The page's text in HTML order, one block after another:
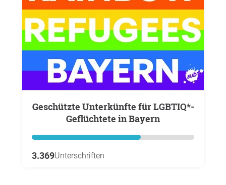
Geschützte Unterkünfte für LGBTIQ*-
Geflüchtete in Bayern
3.369Unterschriften